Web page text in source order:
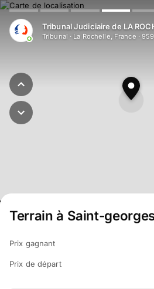
Tribunal Judiciaire de LA
Tribunal · La Rochelle, France ·959
Terrain à Saint-
Prix gagnant
Prix de départ